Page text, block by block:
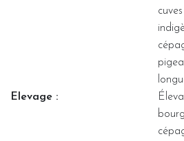
Elevage :